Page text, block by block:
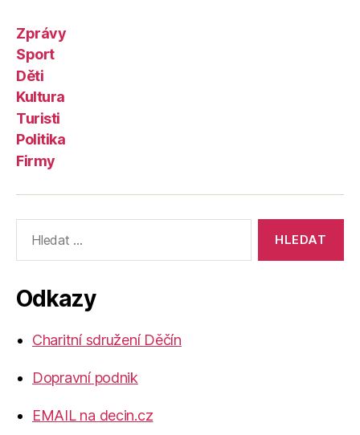
Zprávy
Sport
Děti
Kultura
Turisti
Politika
Firmy
vyhledávání:
Odkazy
Charitní sdružení Děčín
Dopravní podnik
EMAIL na decin.cz